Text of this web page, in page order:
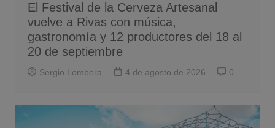
El Festival de la Cerveza Artesanal
vuelve a Rivas con música,
gastronomía y 12 productores del 18 al
20 de septiembre
Sergio Lombera 4 de agosto de 2026 0